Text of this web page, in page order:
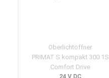
Oberlichtöffner
PRIMAT S kompakt 300 1S
Comfort Drive